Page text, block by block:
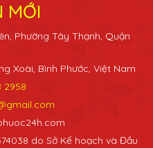
MỚI
Phường Tây Thạnh, Quận
Xoài, Bình Phước, Việt Nam
2958
do Sở Kế hoạch và Đầu